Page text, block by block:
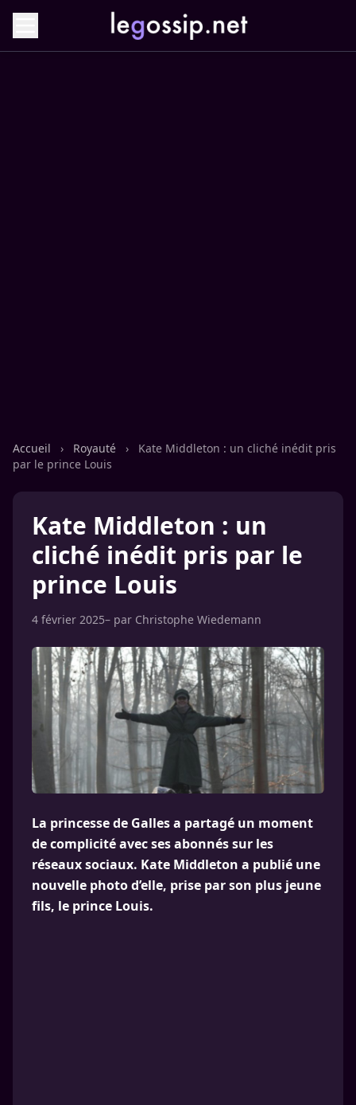
Accueil › Royauté ›
Kate Middleton : un cliché inédit pris
par le prince Louis
Kate Middleton : un
cliché inédit pris par le
prince Louis
4 février 2025– par Christophe Wiedemann
La princesse de Galles a partagé un moment
de complicité avec ses abonnés sur les
réseaux sociaux. Kate Middleton a publié une
nouvelle photo d’elle, prise par son plus jeune
fils, le prince Louis.